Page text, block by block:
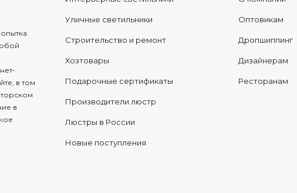
в том
в
Уличные светильники
Строительство и ремонт
Хозтовары
Подарочные сертификаты
Производители люстр
Люстры в России
Новые поступления
Оптовикам
Дропшиппинг
Дизайнерам
Ресторанам